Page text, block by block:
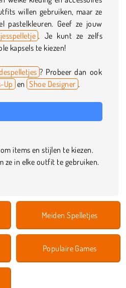
willen gebruiken, maar ze
pastelkleuren. Geef ze jouw
. Je kunt ze zelfs
kapsels te kiezen!
? Probeer dan ook
Up en Shoe Designer .
om items en stijlen te kiezen.
ze in elke outfit te gebruiken.
Meiden Spelletjes
Populaire Games